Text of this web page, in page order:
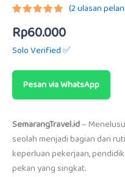
5.00dari
5
berdasarkan
penilaian
(2ulasan
Rp60.000
Solo Verified ✅
Pesan via WhatsApp
SemarangTravel.id–
seolah menjadi bagian dari
keperluan pekerjaan,
pekan yang singkat.